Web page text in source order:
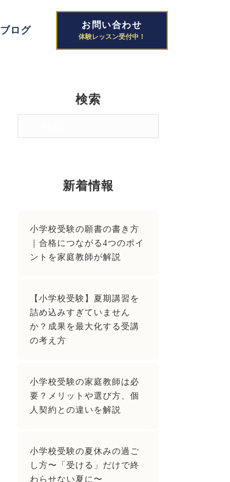
ブログ お問い合わせ
検索
索:
新着情報
小学校受験の願書の書き方
｜合格につながる4つのポイ
ントを家庭教師が解説
【小学校受験】夏期講習を
詰め込みすぎていません
か？成果を最大化する受講
の考え方
小学校受験の家庭教師は必
要？メリットや選び方、個
人契約との違いを解説
小学校受験の夏休みの過ご
し方〜「受ける」だけで終
わらせない夏に〜